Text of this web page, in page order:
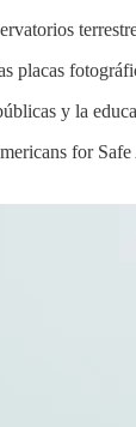
placas
y la
for